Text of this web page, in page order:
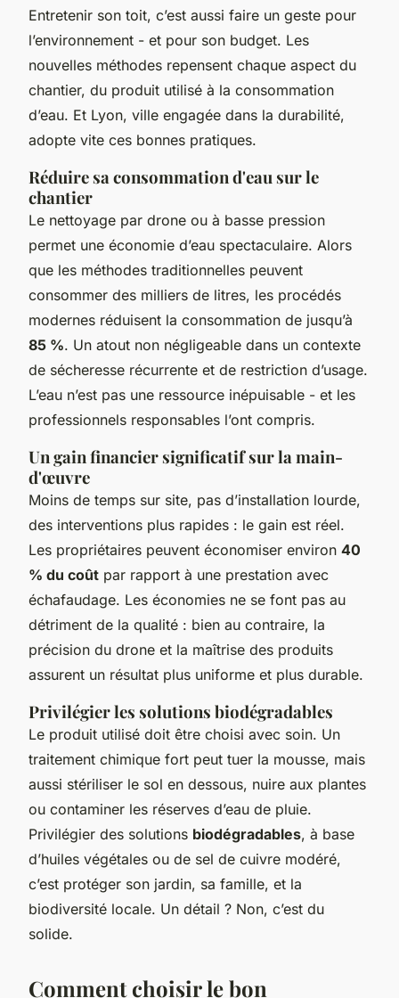
Entretenir son toit, c’est aussi faire un geste pour
l’environnement - et pour son budget. Les
nouvelles méthodes repensent chaque aspect du
chantier, du produit utilisé à la consommation
d’eau. Et Lyon, ville engagée dans la durabilité,
adopte vite ces bonnes pratiques.
Réduire sa consommation d'eau sur le
chantier
Le nettoyage par drone ou à basse pression
permet une économie d’eau spectaculaire. Alors
que les méthodes traditionnelles peuvent
consommer des milliers de litres, les procédés
modernes réduisent la consommation de jusqu’à
85 %. Un atout non négligeable dans un contexte
de sécheresse récurrente et de restriction d’usage.
L’eau n’est pas une ressource inépuisable - et les
professionnels responsables l’ont compris.
Un gain financier significatif sur la main-
d'œuvre
Moins de temps sur site, pas d’installation lourde,
des interventions plus rapides : le gain est réel.
Les propriétaires peuvent économiser environ 40
% du coût par rapport à une prestation avec
échafaudage. Les économies ne se font pas au
détriment de la qualité : bien au contraire, la
précision du drone et la maîtrise des produits
assurent un résultat plus uniforme et plus durable.
Privilégier les solutions biodégradables
Le produit utilisé doit être choisi avec soin. Un
traitement chimique fort peut tuer la mousse, mais
aussi stériliser le sol en dessous, nuire aux plantes
ou contaminer les réserves d’eau de pluie.
Privilégier des solutions biodégradables, à base
d’huiles végétales ou de sel de cuivre modéré,
c’est protéger son jardin, sa famille, et la
biodiversité locale. Un détail ? Non, c’est du
solide.
Comment choisir le bon